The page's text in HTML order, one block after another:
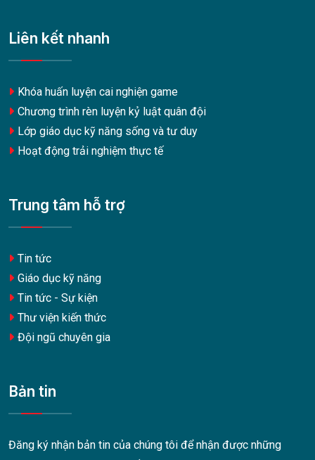
Liên kết nhanh
Khóa huấn luyện cai nghiện game
Chương trình rèn luyện kỷ luật quân đội
Lớp giáo dục kỹ năng sống và tư duy
Hoạt động trải nghiệm thực tế
Trung tâm hỗ trợ
Tin tức
Giáo dục kỹ năng
Tin tức - Sự kiện
Thư viện kiến thức
Đội ngũ chuyên gia
Bản tin
Đăng ký nhận bản tin của chúng tôi để nhận được những